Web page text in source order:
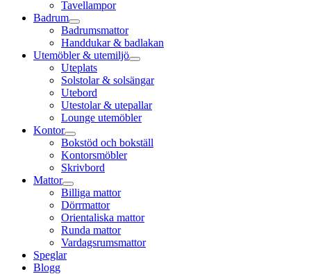
Tavellampor
Badrum
Badrumsmattor
Handdukar & badlakan
Utemöbler & utemiljö
Uteplats
Solstolar & solsängar
Utebord
Utestolar & utepallar
Lounge utemöbler
Kontor
Bokstöd och bokställ
Kontorsmöbler
Skrivbord
Mattor
Billiga mattor
Dörrmattor
Orientaliska mattor
Runda mattor
Vardagsrumsmattor
Speglar
Blogg